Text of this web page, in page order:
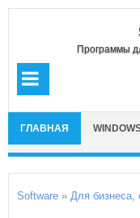
Программы
ГЛАВНАЯ
Software » Для бизнеса,